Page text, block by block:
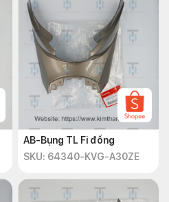
AB-Bụng TL Fi đồng
SKU: 64340-KVG-A30ZE